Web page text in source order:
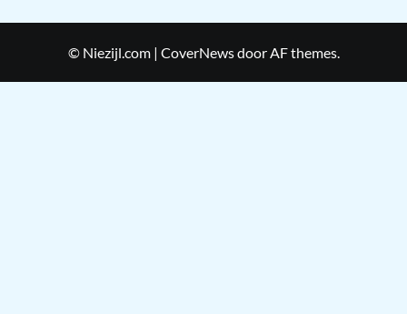
© Niezijl.com | CoverNewsdoor AF themes.